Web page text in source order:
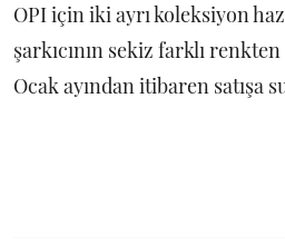
OPI için iki ayrı koleksiyon
şarkıcının sekiz farklı
Ocak ayından itibaren satışa